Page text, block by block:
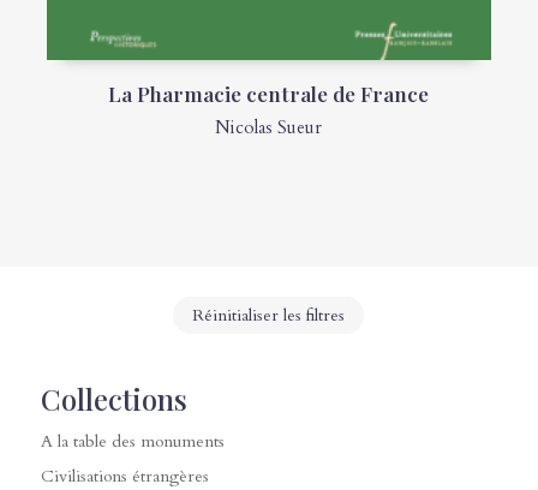
La Pharmacie centrale de France
Nicolas Sueur
Réinitialiser les filtres
Collections
A la table des monuments
Civilisations étrangères